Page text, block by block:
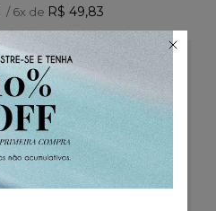
/6x de R$ 49,83